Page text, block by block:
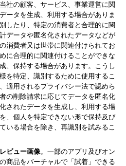
社の顧客、サービス、事業運営に関
ータを生成、利用する場合がありま
したり、特定の消費者と合理的に関
データや匿名化されたデータなどが
消費者又は世帯に関連付けられてお
に合理的に関連付けることができな
、保持する場合があります。こうし
を特定、識別するために使用するこ
適用されるプライバシー法で認めら
の削除請求に応じてデータを匿名化
されたデータを生成し、利用する場
、個人を特定できない形で保持及び
いる場合を除き、再識別を試みるこ
ビュー画像。一部のアプリ及びオン
商品をバーチャルで「試着」できる